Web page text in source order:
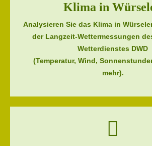
Klima in
Analysieren Sie das Klima in
der Langzeit-Wettermessungen
Wetterdienstes DWD
(Temperatur, Wind,
mehr).